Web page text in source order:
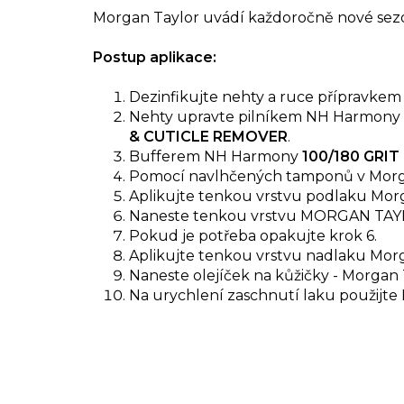
Morgan Taylor uvádí každoročně nové
Postup aplikace:
Dezinfikujte nehty a ruce
Nehty upravte pilníkem NH Harmony
& CUTICLE REMOVER.
Bufferem NH Harmony 100/180 GRIT
Pomocí navlhčených tamponů v
Aplikujte tenkou vrstvu podlaku
Naneste tenkou vrstvu MORGAN
Pokud je potřeba opakujte krok 6.
Aplikujte tenkou vrstvu nadlaku
Naneste olejíček na kůžičky - Morgan
Na urychlení zaschnutí laku použijte